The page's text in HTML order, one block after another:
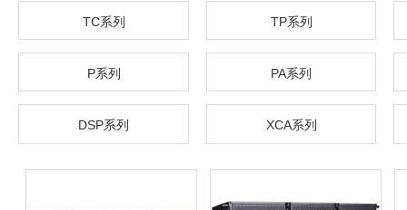
TC系列 TP系列
P系列 PA系列
DSP系列 XCA系列